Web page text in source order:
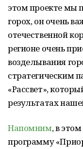
этом проекте мы
горох, он очень
отечественной
регионе очень
возделывания
стратегическим
«Рассвет»,
результатах
Напомним, в
программу